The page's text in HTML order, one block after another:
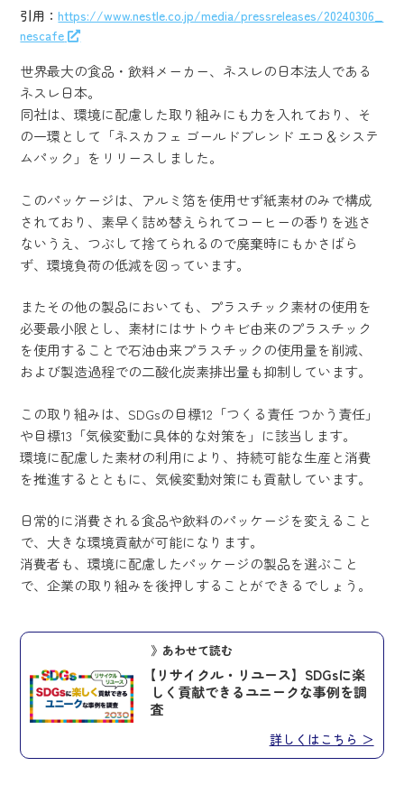
引用：https://www.nestle.co.jp/media/pressreleases/20240306_
nescafe
世界最大の食品・飲料メーカー、ネスレの日本法人である
ネスレ日本。
同社は、環境に配慮した取り組みにも力を入れており、そ
の一環として「ネスカフェ ゴールドブレンド エコ＆システ
ムパック」をリリースしました。
このパッケージは、アルミ箔を使用せず紙素材のみで構成
されており、素早く詰め替えられてコーヒーの香りを逃さ
ないうえ、つぶして捨てられるので廃棄時にもかさばら
ず、環境負荷の低減を図っています。
またその他の製品においても、プラスチック素材の使用を
必要最小限とし、素材にはサトウキビ由来のプラスチック
を使用することで石油由来プラスチックの使用量を削減、
および製造過程での二酸化炭素排出量も抑制しています。
この取り組みは、SDGsの目標12「つくる責任 つかう責任」
や目標13「気候変動に具体的な対策を」に該当します。
環境に配慮した素材の利用により、持続可能な生産と消費
を推進するとともに、気候変動対策にも貢献しています。
日常的に消費される食品や飲料のパッケージを変えること
で、大きな環境貢献が可能になります。
消費者も、環境に配慮したパッケージの製品を選ぶこと
で、企業の取り組みを後押しすることができるでしょう。
》あわせて読む
【リサイクル・リユース】SDGsに楽
しく貢献できるユニークな事例を調
査
詳しくはこちら ＞